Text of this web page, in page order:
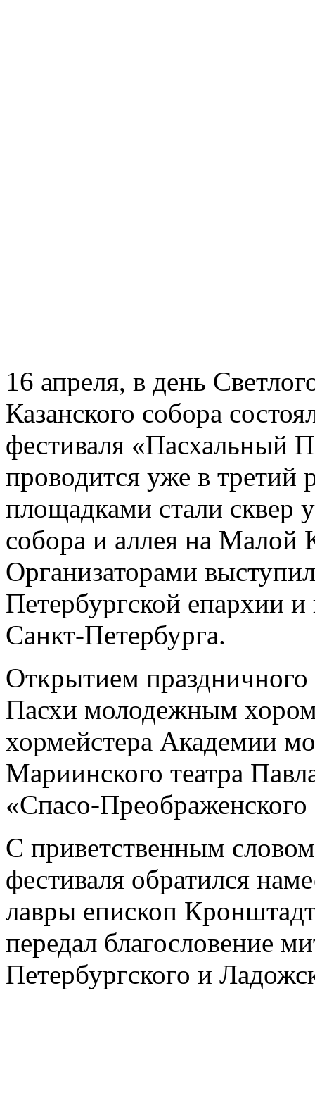
16 апреля, в день
Казанского собора
фестиваля «Пасхальный
проводится уже в третий
площадками стали сквер
собора и аллея на
Организаторами
Петербургской епархии
Санкт-Петербурга.
Открытием праздничного
Пасхи молодежным
хормейстера Академии
Мариинского театра
«Спасо-Преображенского
С приветственным
фестиваля обратился
лавры епископ
передал благословение
Петербургского и